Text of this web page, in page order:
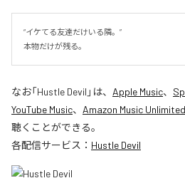
“イケてる友達だけいる隣。”
本物だけが残る。
なお「Hustle Devil 」は、 Apple Music、
YouTube Music、 Amazon Music Unlimited
聴くことができる。
各配信サービス： Hustle Devil